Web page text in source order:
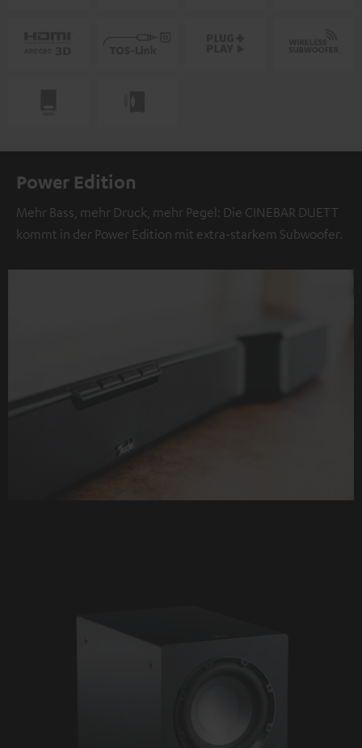
Power Edition
Mehr Bass, mehr Druck, mehr Pegel: Die CINEBAR DUETT
kommt in der Power Edition mit extra-starkem Subwoofer.